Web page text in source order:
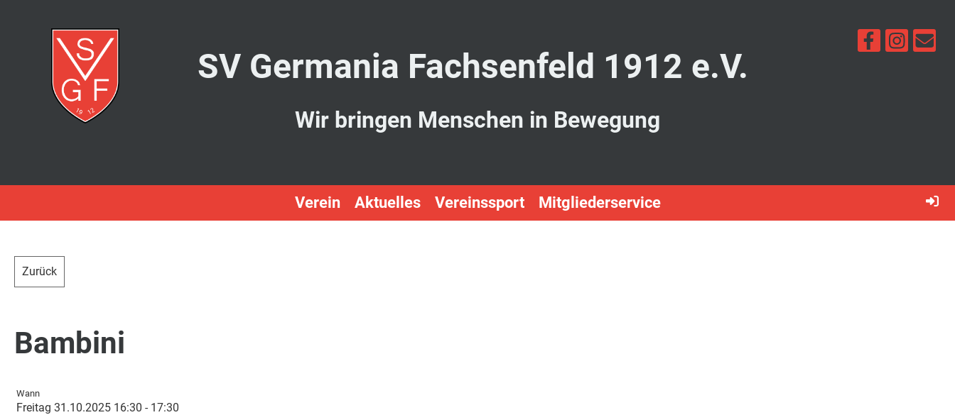
SV Germania Fachsenfeld 1912 e.V.
Wir bringen Menschen in Bewegung
Verein Aktuelles Vereinssport Mitgliederservice
Zurück
Bambini
Wann
Freitag 31.10.2025 16:30 - 17:30